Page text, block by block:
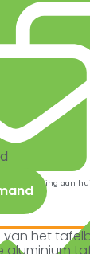
& levering aan
van het